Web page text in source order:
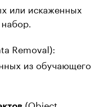
или искаженных
Removal):
из обучающего
(Object